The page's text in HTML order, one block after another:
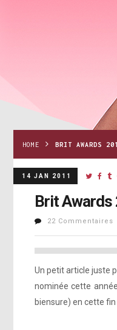
HOME BRIT AWARDS
14 JAN 2011
Brit Awards
22
Un petit article juste
nominée cette
biensure) en cette fin